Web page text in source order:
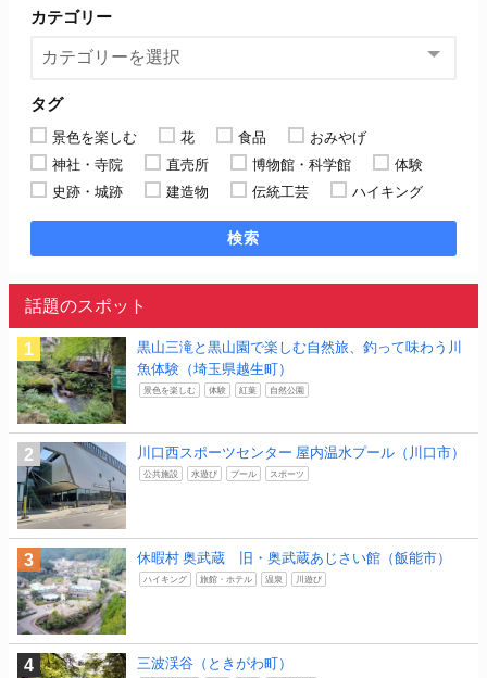
カテゴリー
タグ
景色を楽しむ 花 食品
おみやげ
神社・寺院
直売所 博物館・科学館
体験
史跡・城跡
建造物 伝統工芸 ハイキング
検索
話題のスポット
黒山三滝と黒山園で楽しむ自然旅、釣って味わう川
魚体験（埼玉県越生町）
景色を楽しむ 体験 紅葉 自然公園
川口西スポーツセンター 屋内温水プール（川口市）
公共施設 水遊び プール スポーツ
休暇村 奥武蔵 旧・奥武蔵あじさい館（飯能市）
ハイキング 旅館・ホテル 温泉 川遊び
三波渓谷（ときがわ町）